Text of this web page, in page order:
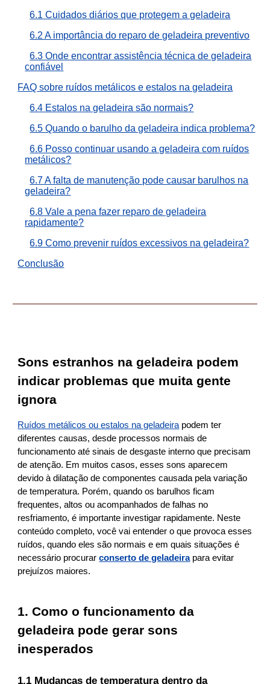
6.1 Cuidados diários que protegem a geladeira
6.2 A importância do reparo de geladeira preventivo
6.3 Onde encontrar assistência técnica de geladeira
confiável
FAQ sobre ruídos metálicos e estalos na geladeira
6.4 Estalos na geladeira são normais?
6.5 Quando o barulho da geladeira indica problema?
6.6 Posso continuar usando a geladeira com ruídos
metálicos?
6.7 A falta de manutenção pode causar barulhos na
geladeira?
6.8 Vale a pena fazer reparo de geladeira
rapidamente?
6.9 Como prevenir ruídos excessivos na geladeira?
Conclusão
Sons estranhos na geladeira podem
indicar problemas que muita gente
ignora
Ruídos metálicos ou estalos na geladeira podem ter
diferentes causas, desde processos normais de
funcionamento até sinais de desgaste interno que precisam
de atenção. Em muitos casos, esses sons aparecem
devido à dilatação de componentes causada pela variação
de temperatura. Porém, quando os barulhos ficam
frequentes, altos ou acompanhados de falhas no
resfriamento, é importante investigar rapidamente. Neste
conteúdo completo, você vai entender o que provoca esses
ruídos, quando eles são normais e em quais situações é
necessário procurarconserto de geladeirapara evitar
prejuízos maiores.
1. Como o funcionamento da
geladeira pode gerar sons
inesperados
1.1 Mudanças de temperatura dentro da